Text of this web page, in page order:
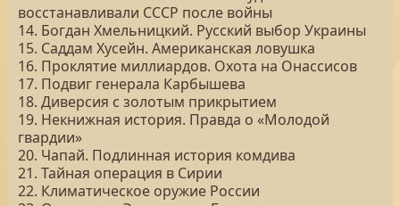
восстанавливали СССР после войны
14. Богдан Хмельницкий. Русский выбор Украины
15. Саддам Хусейн. Американская ловушка
16. Проклятие миллиардов. Охота на Онассисов
17. Подвиг генерала Карбышева
18. Диверсия с золотым прикрытием
19. Некнижная история. Правда о «Молодой
гвардии»
20. Чапай. Подлинная история комдива
21. Тайная операция в Сирии
22. Климатическое оружие России